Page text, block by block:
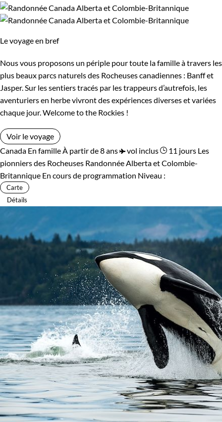
Le voyage en bref
Nous vous proposons un périple pour toute la famille à travers les
plus beaux parcs naturels des Rocheuses canadiennes : Banff et
Jasper. Sur les sentiers tracés par les trappeurs d’autrefois, les
aventuriers en herbe vivront des expériences diverses et variées
chaque jour. Welcome to the Rockies !
Voir le voyage
Canada En famille À partir de 8 ans vol inclus 11 jours Les
pionniers des Rocheuses Randonnée Alberta et Colombie-
Britannique En cours de programmation Niveau :
Carte
Détails